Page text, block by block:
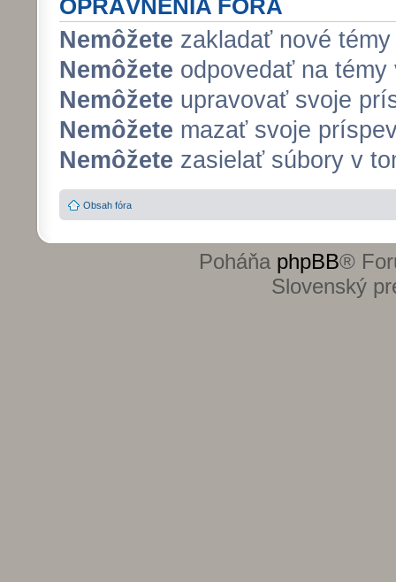
OPRÁVNENIA FÓRA
Nemôžete zakladať nové
Nemôžete odpovedať na témy
Nemôžete upravovať svoje
Nemôžete mazať svoje
Nemôžete zasielať súbory v
Obsah fóra
Poháňa phpBB®
Slovenský